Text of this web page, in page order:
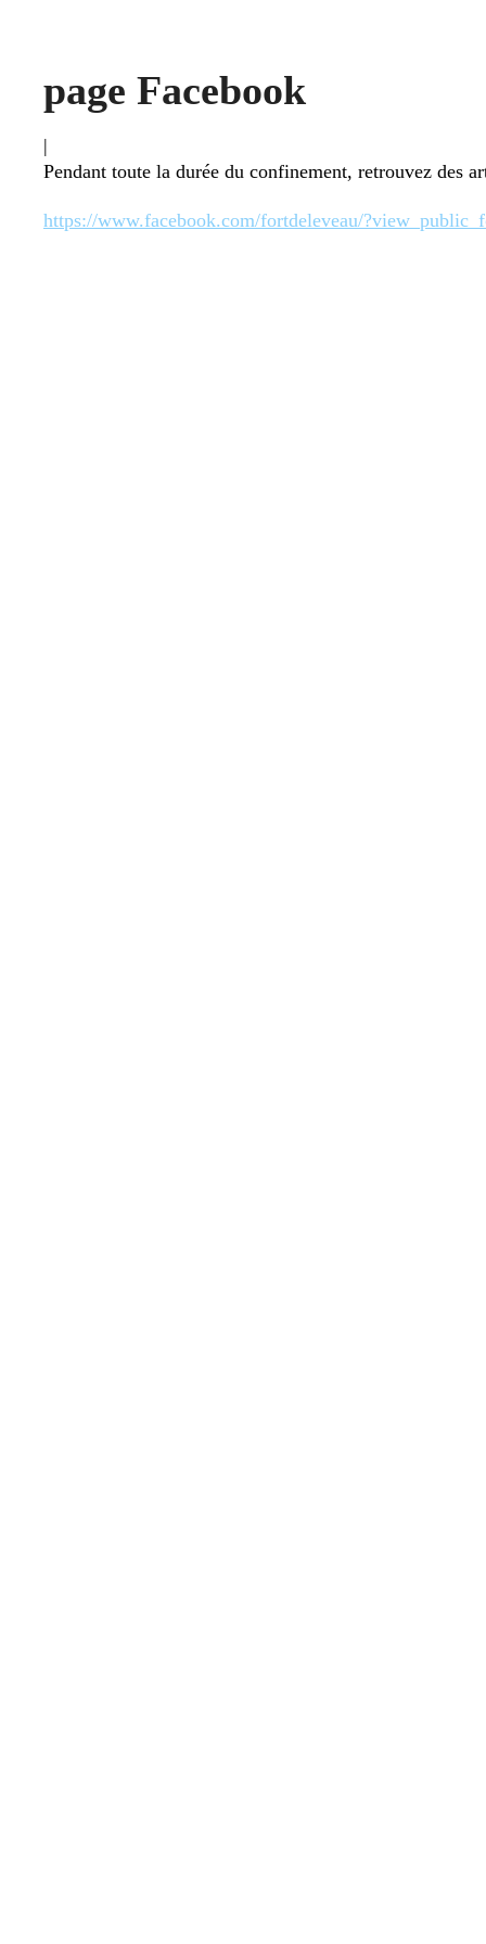
page Facebook
|
Pendant toute la durée du confinement, retrouvez des
https://www.facebook.com/fortdeleveau/